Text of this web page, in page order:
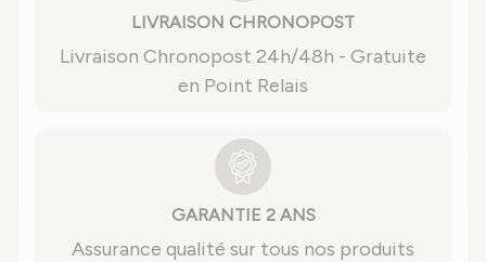
LIVRAISON CHRONOPOST
Livraison Chronopost 24h/48h - Gratuite
en Point Relais
GARANTIE 2 ANS
Assurance qualité sur tous nos produits